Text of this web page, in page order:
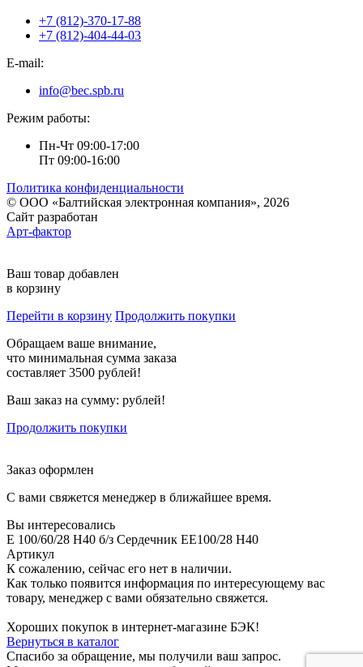
+7 (812)-370-17-88
+7 (812)-404-44-03
E-mail:
info@bec.spb.ru
Режим работы:
Пн-Чт 09:00-17:00
Пт 09:00-16:00
Политика конфиденциальности
© ООО «Балтийская электронная компания», 2026
Сайт разработан
Арт-фактор
Ваш товар добавлен
в корзину
Перейти в корзину Продолжить покупки
Обращаем ваше внимание,
что минимальная сумма заказа
составляет 3500 рублей!
Ваш заказ на сумму: рублей!
Продолжить покупки
Заказ оформлен
С вами свяжется менеджер в ближайшее время.
Вы интересовались
E 100/60/28 H40 б/з Сердечник EE100/28 H40
Артикул
К сожалению, сейчас его нет в наличии.
Как только появится информация по интересующему вас
товару, менеджер с вами обязательно свяжется.
Хороших покупок в интернет-магазине БЭК!
Вернуться в каталог
Спасибо за обращение, мы получили ваш запрос.